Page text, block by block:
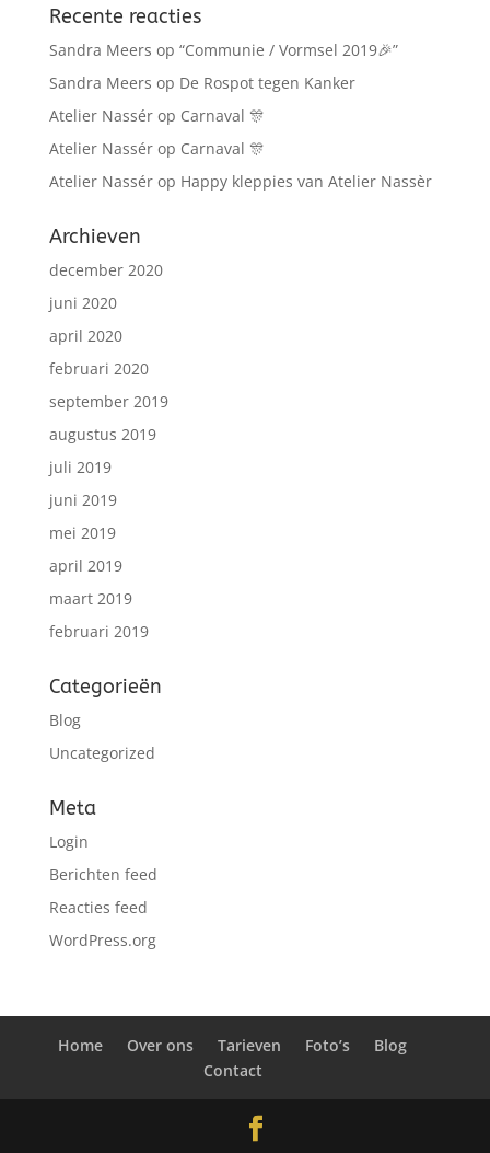
Recente reacties
Sandra Meers op “Communie / Vormsel 2019🎉”
Sandra Meers op De Rospot tegen Kanker
Atelier Nassérop Carnaval 🎊
Atelier Nassérop Carnaval 🎊
Atelier Nassérop Happy kleppies van Atelier Nassèr
Archieven
december 2020
juni 2020
april 2020
februari 2020
september 2019
augustus 2019
juli 2019
juni 2019
mei 2019
april 2019
maart 2019
februari 2019
Categorieën
Blog
Uncategorized
Meta
Login
Berichten feed
Reacties feed
WordPress.org
Home Over ons Tarieven Foto’s
Blog
Contact